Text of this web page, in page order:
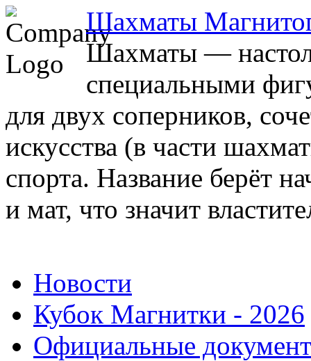
Шахматы
Шахматы —
специальными
для двух соперников,
искусства (в части
спорта. Название берёт
и мат, что значит
Новости
Кубок Магнитки - 2026
Официальные